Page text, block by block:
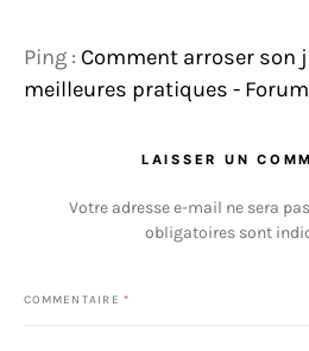
Ping : Comment arroser son
meilleures pratiques -
LAISSER UN
Votre adresse e-mail ne sera
obligatoires sont
COMMENTAIRE *